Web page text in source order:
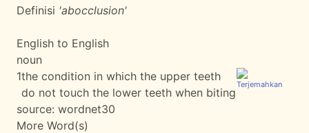
Definisi 'abocclusion'
English to English
noun
1the condition in which the upper teeth
do not touch the lower teeth when biting
source: wordnet30
More Word(s)